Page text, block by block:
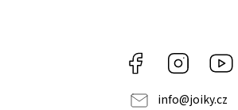
Facebook Instagram
info@joiky.cz